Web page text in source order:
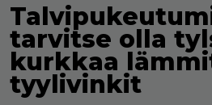
tarvitse olla
kurkkaa
tyylivinkit